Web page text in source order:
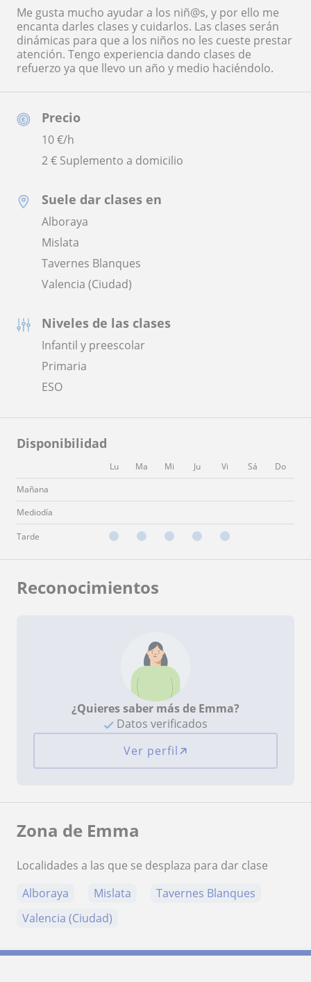
Precio
10€/h
2 € Suplemento a domicilio
Suele dar clases en
Alboraya
Mislata
Tavernes Blanques
Valencia (Ciudad)
Niveles de las clases
Infantil y preescolar
Primaria
ESO
Disponibilidad
Lu Ma Mi Ju Vi Sá
Do
Mañana
Mediodía
Tarde
Me gusta mucho ayudar a los niñ@s, y por ello me
encanta darles clases y cuidarlos. Las clases serán
dinámicas para que a los niños no les cueste prestar
atención. Tengo experiencia dando clases de
refuerzo ya que llevo un año y medio haciéndolo.
Reconocimientos
¿Quieres saber más de Emma?
Datos verificados
Ver perfil
Zona de Emma
Localidades a las que se desplaza para dar clase
Alboraya
Mislata
Tavernes Blanques
Valencia (Ciudad)